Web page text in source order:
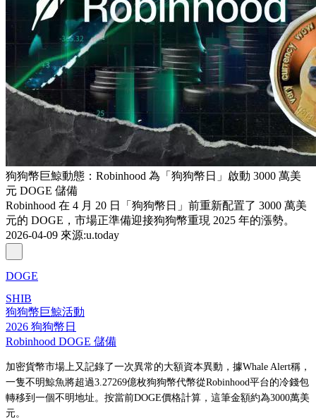
狗狗幣巨鯨動態：Robinhood 為「狗狗幣日」啟動 3000 萬美
元 DOGE 儲備
Robinhood 在 4 月 20 日「狗狗幣日」前重新配置了 3000 萬美
元的 DOGE，市場正準備迎接狗狗幣重現 2025 年的漲勢。
2026-04-09 來源:u.today
DOGE
SHIB
狗狗幣巨鯨活動
2026 狗狗幣日
Robinhood DOGE 儲備
加密貨幣市場上又記錄了一次異常的大額資本異動，據Whale Alert稱，
一隻不明鯨魚將超過3.27269億枚狗狗幣代幣從Robinhood平台的冷錢包
轉移到一個不明地址。按當前DOGE價格計算，這筆金額約為3000萬美
元。